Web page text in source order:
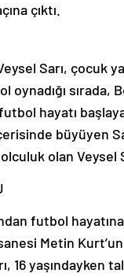
çıktı.
Sarı, çocuk
oynadığı
hayatı
büyüyen
olan Veysel
futbol
Metin
16 yaşındayken